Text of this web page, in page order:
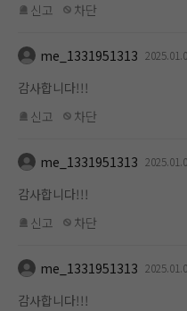
신고
차단
me_1331951313
감사합니다!!!
신고
차단
me_1331951313
감사합니다!!!
신고
차단
me_1331951313
감사합니다!!!